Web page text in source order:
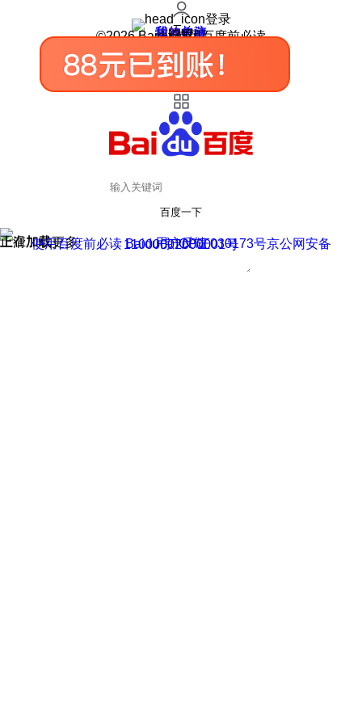
登录
我的关注
我的收藏
皮肤中心
用户反馈
设置
©2026 Baidu 使用百度前必读
百度一下
正在加载
上滑加载更多 用户反馈
使用百度前必读 Baidu 京ICP证030173号
京公网安备11000002000001号